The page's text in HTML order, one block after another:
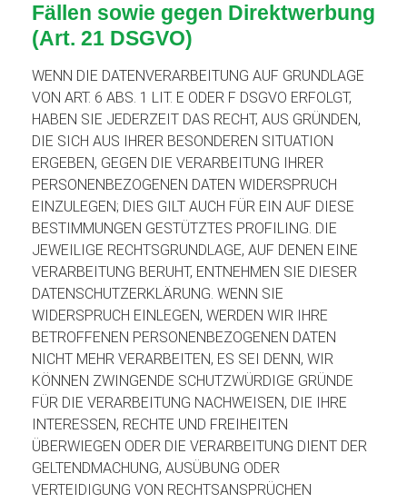
Fällen sowie gegen Direktwerbung
(Art. 21 DSGVO)
WENN DIE DATENVERARBEITUNG AUF GRUNDLAGE
VON ART. 6 ABS. 1 LIT. E ODER F DSGVO ERFOLGT,
HABEN SIE JEDERZEIT DAS RECHT, AUS GRÜNDEN,
DIE SICH AUS IHRER BESONDEREN SITUATION
ERGEBEN, GEGEN DIE VERARBEITUNG IHRER
PERSONENBEZOGENEN DATEN WIDERSPRUCH
EINZULEGEN; DIES GILT AUCH FÜR EIN AUF DIESE
BESTIMMUNGEN GESTÜTZTES PROFILING. DIE
JEWEILIGE RECHTSGRUNDLAGE, AUF DENEN EINE
VERARBEITUNG BERUHT, ENTNEHMEN SIE DIESER
DATENSCHUTZERKLÄRUNG. WENN SIE
WIDERSPRUCH EINLEGEN, WERDEN WIR IHRE
BETROFFENEN PERSONENBEZOGENEN DATEN
NICHT MEHR VERARBEITEN, ES SEI DENN, WIR
KÖNNEN ZWINGENDE SCHUTZWÜRDIGE GRÜNDE
FÜR DIE VERARBEITUNG NACHWEISEN, DIE IHRE
INTERESSEN, RECHTE UND FREIHEITEN
ÜBERWIEGEN ODER DIE VERARBEITUNG DIENT DER
GELTENDMACHUNG, AUSÜBUNG ODER
VERTEIDIGUNG VON RECHTSANSPRÜCHEN